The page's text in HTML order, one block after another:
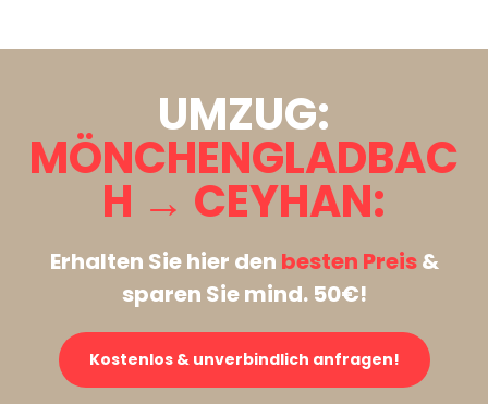
UMZUG:
MÖNCHENGLADBAC
H → CEYHAN:
Erhalten Sie hier den besten Preis&
sparen Sie mind. 50€!
Kostenlos & unverbindlich anfragen!